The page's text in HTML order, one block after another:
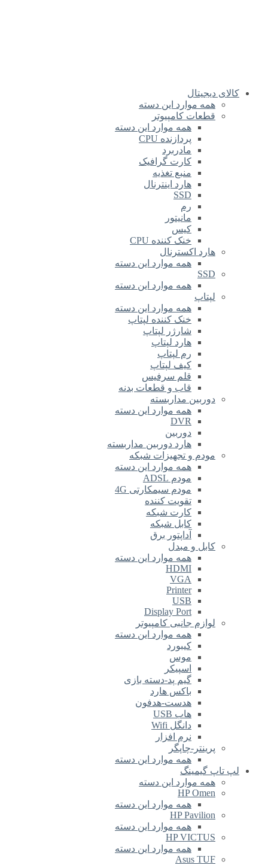
کالای دیجیتال
همه موارد این دسته
قطعات کامپیوتر
همه موارد این دسته
پردازنده CPU
مادربرد
کارت گرافیک
منبع تغذیه
هارد اینترنال
SSD
رم
مانیتور
کیس
خنک کننده CPU
هارد اکسترنال
همه موارد این دسته
SSD
همه موارد این دسته
لپتاپ
همه موارد این دسته
خنک کننده لپتاپ
شارژر لپتاپ
هارد لپتاپ
رم لپتاپ
کیف لپتاپ
قلم سرفیس
قاب و قطعات بدنه
دوربین مداربسته
همه موارد این دسته
DVR
دوربین
هارد دوربین مداربسته
مودم و تجهیزات شبکه
همه موارد این دسته
مودم ADSL
مودم سیمکارتی 4G
تقویت کننده
کارت شبکه
کابل شبکه
آداپتور برق
کابل و مبدل
همه موارد این دسته
HDMI
VGA
Printer
USB
Display Port
لوازم جانبی کامپیوتر
همه موارد این دسته
کیبورد
موس
اسپیکر
گیم پد-دسته بازی
باکس هارد
هدست-هدفون
هاب USB
دانگل Wifi
نرم افزار
پرینتر-چاپگر
همه موارد این دسته
لپ تاپ گیمینگ
همه موارد این دسته
HP Omen
همه موارد این دسته
HP Pavilion
همه موارد این دسته
HP VICTUS
همه موارد این دسته
Asus TUF